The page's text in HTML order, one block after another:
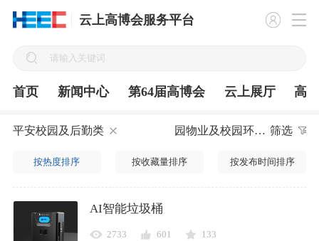
云上高博会服务平台
首页 新闻中心 第64届高博会 云上展厅 高
平安校园及后勤类 园物业及校园环境建设 筛选
按热度排序 按收藏量排序 按发布时间排序
AI智能垃圾桶
2733 601 133